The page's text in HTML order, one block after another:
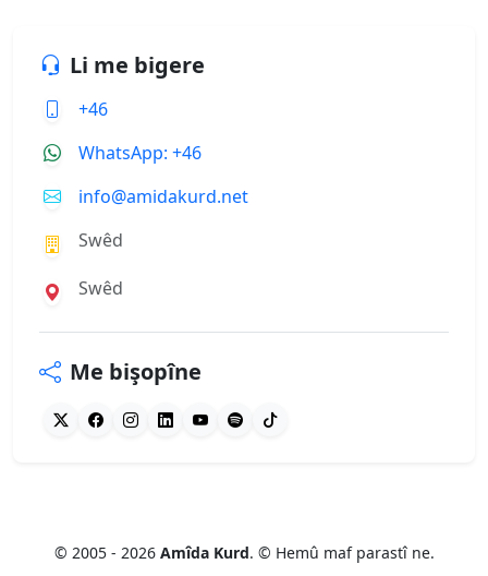
Li me bigere
+46
WhatsApp: +46
info@amidakurd.net
Swêd
Swêd
Me bişopîne
© 2005 - 2026 Amîda Kurd. © Hemû maf parastî ne.